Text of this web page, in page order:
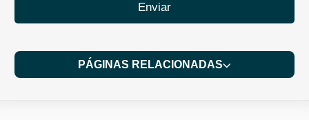
Enviar
PÁGINAS RELACIONADAS